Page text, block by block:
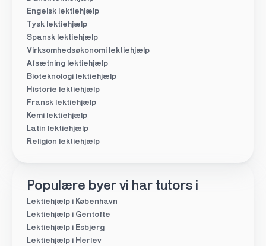
Engelsk lektiehjælp
Tysk lektiehjælp
Spansk lektiehjælp
Virksomhedsøkonomi lektiehjælp
Afsætning lektiehjælp
Bioteknologi lektiehjælp
Historie lektiehjælp
Fransk lektiehjælp
Kemi lektiehjælp
Latin lektiehjælp
Religion lektiehjælp
Populære byer vi har tutors i
Lektiehjælp i København
Lektiehjælp i Gentofte
Lektiehjælp i Esbjerg
Lektiehjælp i Herlev